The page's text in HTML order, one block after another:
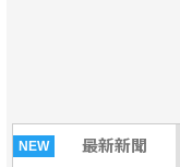
NEW 最新新聞